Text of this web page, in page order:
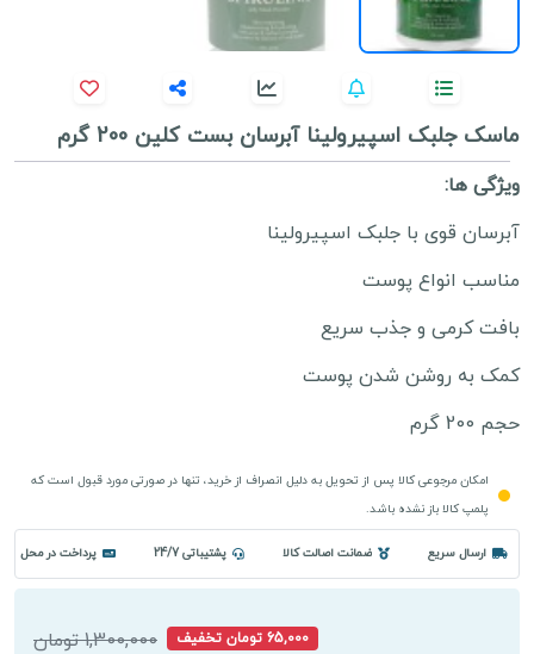
ماسک جلبک اسپیرولینا آبرسان بست کلین 200 گرم
ویژگی ها:
آبرسان قوی با جلبک اسپیرولینا
مناسب انواع پوست
بافت کرمی و جذب سریع
کمک به روشن شدن پوست
حجم 200 گرم
امکان مرجوعی کالا پس از تحویل به دلیل انصراف از خرید، تنها در صورتی مورد قبول است که
پلمپ کالا باز نشده باشد.
ارسال سریع ضمانت اصالت کالا پشتیباتی 24/7 پرداخت در محل
65,000 تومان تخفیف 1,300,000 تومان